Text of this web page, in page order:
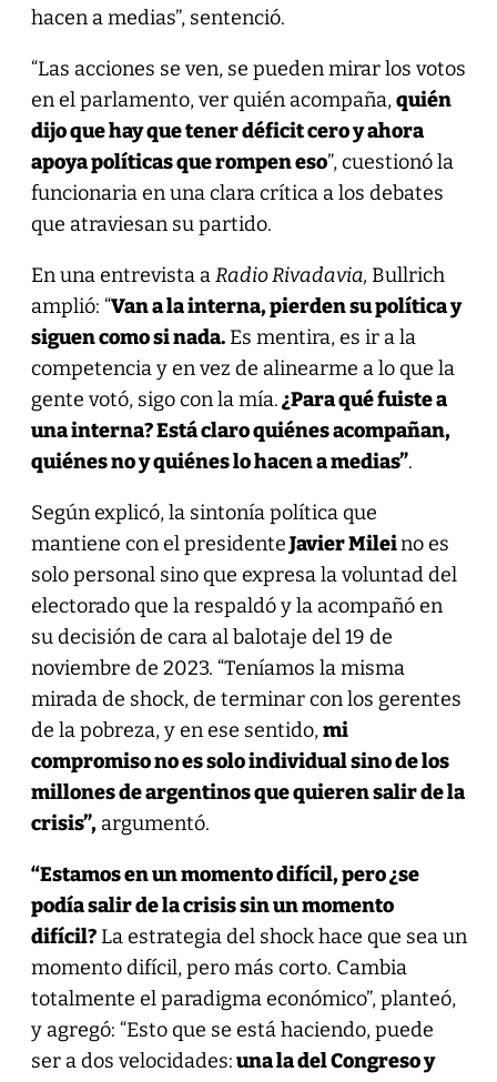
hacen a medias”, sentenció.
“Las acciones se ven, se pueden mirar los votos
en el parlamento, ver quién acompaña,quién
dijo que hay que tener déficit cero y ahora
apoya políticas que rompen eso”, cuestionó la
funcionaria en una clara crítica a los debates
que atraviesan su partido.
En una entrevista aRadio Rivadavia, Bullrich
amplió: “Van a la interna, pierden su política y
siguen como si nada.Es mentira, es ir a la
competencia y en vez de alinearme a lo que la
gente votó, sigo con la mía.¿Para qué fuiste a
una interna? Está claro quiénes acompañan,
quiénes no y quiénes lo hacen a medias”.
Según explicó, la sintonía política que
mantiene con el presidenteJavier Mileino es
solo personal sino que expresa la voluntad del
electorado que la respaldó y la acompañó en
su decisión de cara al balotaje del 19 de
noviembre de 2023. “Teníamos la misma
mirada de shock, de terminar con los gerentes
de la pobreza, y en ese sentido,mi
compromiso no es solo individual sino de los
millones de argentinos que quieren salir de la
crisis”,argumentó.
“Estamos en un momento difícil, pero ¿se
podía salir de la crisis sin un momento
difícil?La estrategia del shock hace que sea un
momento difícil, pero más corto. Cambia
totalmente el paradigma económico”, planteó,
y agregó: “Esto que se está haciendo, puede
ser a dos velocidades:una la del Congreso y